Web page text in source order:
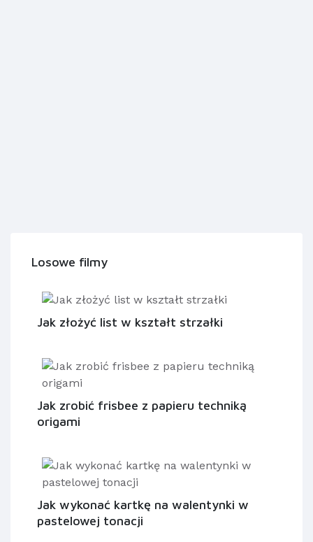
Losowe filmy
Jak złożyć list w kształt strzałki
Jak zrobić frisbee z papieru techniką
origami
Jak wykonać kartkę na walentynki w
pastelowej tonacji